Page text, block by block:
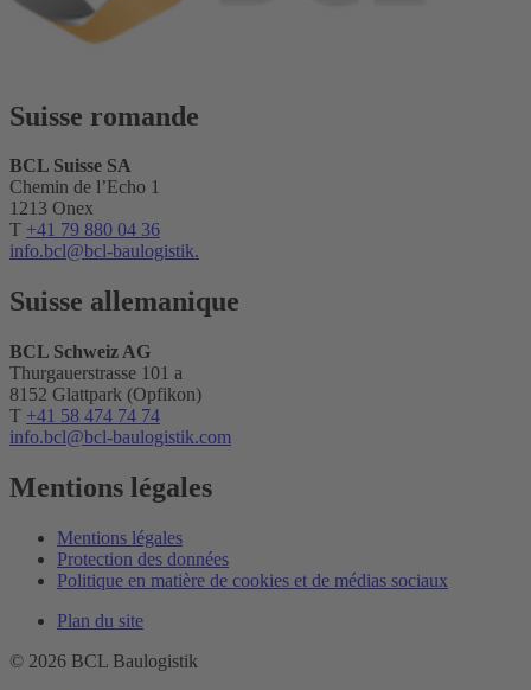
Suisse romande
BCL Suisse SA
Chemin de l’Echo 1
1213 Onex
T +41 79 880 04 36
info.bcl@bcl-baulogistik.
Suisse allemanique
BCL Schweiz AG
Thurgauerstrasse 101 a
8152 Glattpark (Opfikon)
T +41 58 474 74 74
info.bcl@bcl-baulogistik.com
Mentions légales
Mentions légales
Protection des données
Politique en matière de cookies et de médias sociaux
Plan du site
© 2026 BCL Baulogistik